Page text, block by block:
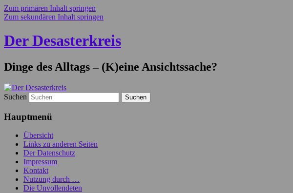
Zum primären Inhalt springen
Zum sekundären Inhalt springen
Der Desasterkreis
Dinge des Alltags – (K)eine Ansichtssache?
Suchen
Hauptmenü
Übersicht
Links zu anderen Seiten
Der Datenschutz
Impressum
Kontakt
Nutzung durch …
Die Unvollendeten